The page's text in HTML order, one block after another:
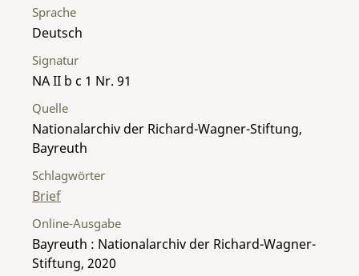
Sprache
Deutsch
Signatur
NA II b c 1 Nr. 91
Quelle
Nationalarchiv der Richard-Wagner-Stiftung,
Bayreuth
Schlagwörter
Brief
Online-Ausgabe
Bayreuth : Nationalarchiv der Richard-Wagner-
Stiftung, 2020